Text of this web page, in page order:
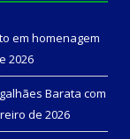
em homenagem
2026
Barata com
de 2026